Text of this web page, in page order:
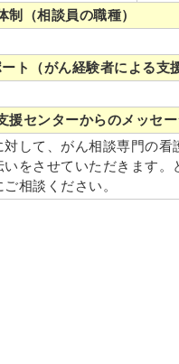
制（相談員の職種）
ト（がん経験者による支
援センターからのメッセ
して、がん相談専門の看
をさせていただきます
相談ください。